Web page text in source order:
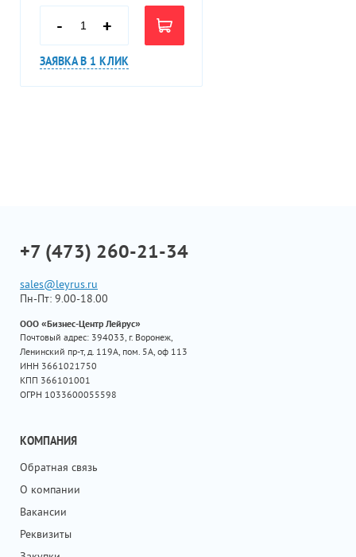
- +
ЗАЯВКА В 1 КЛИК
+7 (473) 260-21-34
sales@leyrus.ru
Пн-Пт: 9.00-18.00
ООО «Бизнес-Центр Лейрус»
Почтовый адрес: 394033, г. Воронеж,
Ленинский пр-т, д. 119А, пом. 5А, оф 113
ИНН 3661021750
КПП 366101001
ОГРН 1033600055598
КОМПАНИЯ
Обратная связь
О компании
Вакансии
Реквизиты